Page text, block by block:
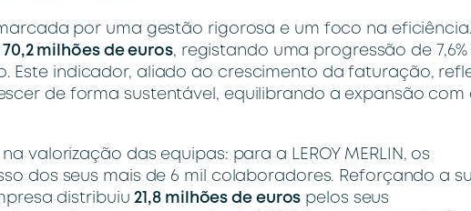
por uma gestão rigorosa e um foco na
milhões de euros, registando uma progressão de 7,6%
Este indicador, aliado ao crescimento da faturação,
de forma sustentável, equilibrando a expansão com
valorização das equipas: para a LEROY MERLIN, os
dos seus mais de 6 mil colaboradores. Reforçando a
distribuiu 21,8 milhões de euros pelos seus